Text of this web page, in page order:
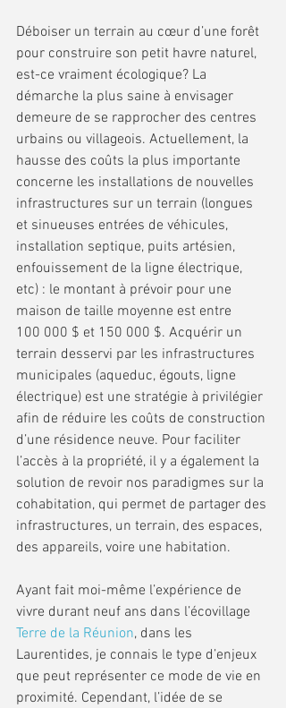
Déboiser un terrain au cœur d’une forêt
pour construire son petit havre naturel,
est-ce vraiment écologique? La
démarche la plus saine à envisager
demeure de se rapprocher des centres
urbains ou villageois. Actuellement, la
hausse des coûts la plus importante
concerne les installations de nouvelles
infrastructures sur un terrain (longues
et sinueuses entrées de véhicules,
installation septique, puits artésien,
enfouissement de la ligne électrique,
etc) : le montant à prévoir pour une
maison de taille moyenne est entre
100 000 $ et 150 000 $. Acquérir un
terrain desservi par les infrastructures
municipales (aqueduc, égouts, ligne
électrique) est une stratégie à privilégier
afin de réduire les coûts de construction
d’une résidence neuve. Pour faciliter
l’accès à la propriété, il y a également la
solution de revoir nos paradigmes sur la
cohabitation, qui permet de partager des
infrastructures, un terrain, des espaces,
des appareils, voire une habitation.
Ayant fait moi-même l’expérience de
vivre durant neuf ans dans l’écovillage
Terre de la Réunion, dans les
Laurentides, je connais le type d’enjeux
que peut représenter ce mode de vie en
proximité. Cependant, l’idée de se